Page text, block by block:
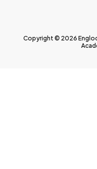
Copyright © 2026